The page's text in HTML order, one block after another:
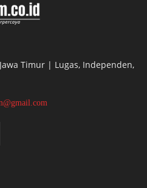
Timur | Lugas, Independen,